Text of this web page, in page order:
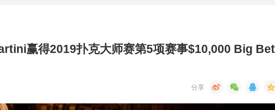
赢得2019扑克大师赛第5项赛事$10,000 Big Bet